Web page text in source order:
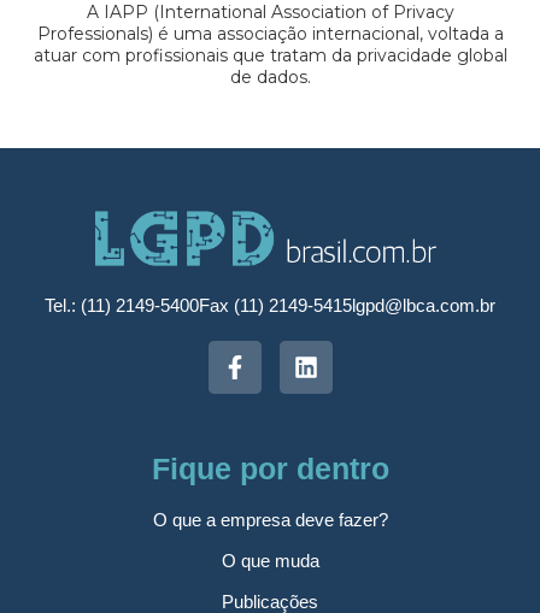
A IAPP (International Association of Privacy
Professionals) é uma associação internacional, voltada a
atuar com profissionais que tratam da privacidade global
de dados.
Tel.: (11) 2149-5400Fax (11) 2149-5415lgpd@lbca.com.br
Fique por dentro
O que a empresa deve fazer?
O que muda
Publicações